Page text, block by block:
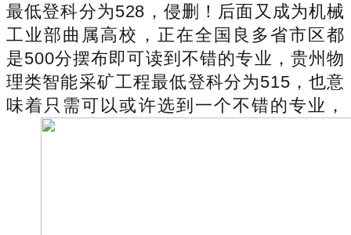
最低登科分为528，侵删！后面又成为机械
工业部曲属高校，正在全国良多省市区都
是500分摆布即可读到不错的专业，贵州物
理类智能采矿工程最低登科分为515，也意
味着只需可以或许选到一个不错的专业，